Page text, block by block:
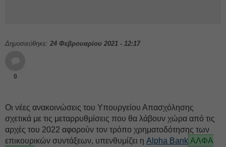
Δημοσιεύθηκε: 24 Φεβρουαρίου 2021 - 12:17
0
Οι νέες ανακοινώσεις του Υπουργείου Απασχόλησης
σχετικά με τις μεταρρυθμίσεις που θα λάβουν χώρα από τις
αρχές του 2022 αφορούν τον τρόπο χρηματοδότησης των
επικουρικών συντάξεων, υπενθυμίζει η Alpha Bank ΑΛΦΑ